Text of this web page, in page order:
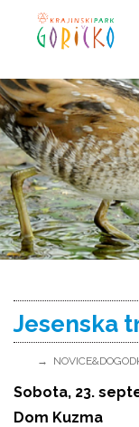
Jesenska
Sobota, 23.
Dom Kuzma